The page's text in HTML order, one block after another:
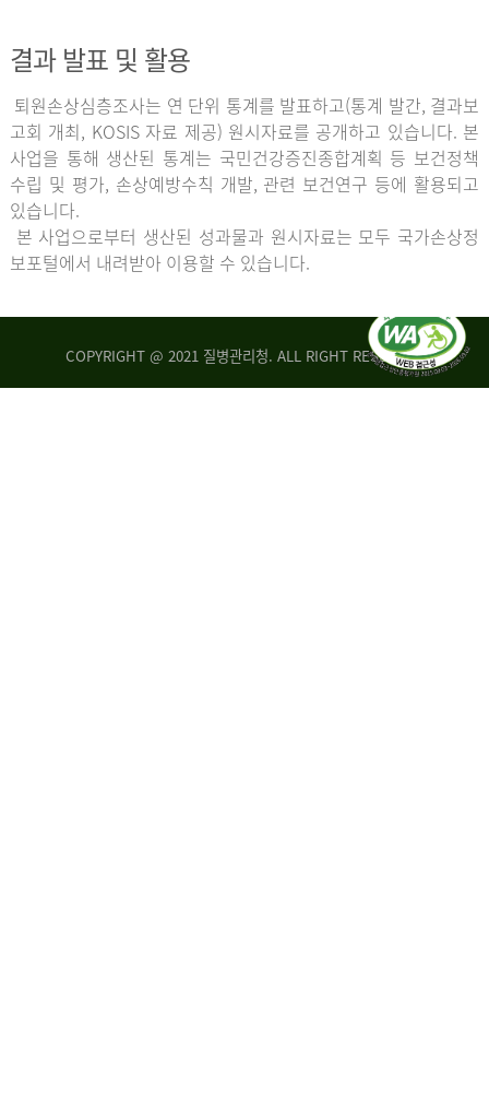
결과 발표 및 활용
퇴원손상심층조사는 연 단위 통계를 발표하고(통계 발간, 결과보
고회 개최, KOSIS 자료 제공) 원시자료를 공개하고 있습니다. 본
사업을 통해 생산된 통계는 국민건강증진종합계획 등 보건정책
수립 및 평가, 손상예방수칙 개발, 관련 보건연구 등에 활용되고
있습니다.
본 사업으로부터 생산된 성과물과 원시자료는 모두 국가손상정
보포털에서 내려받아 이용할 수 있습니다.
COPYRIGHT @ 2021 질병관리청. ALL RIGHT RESERVED